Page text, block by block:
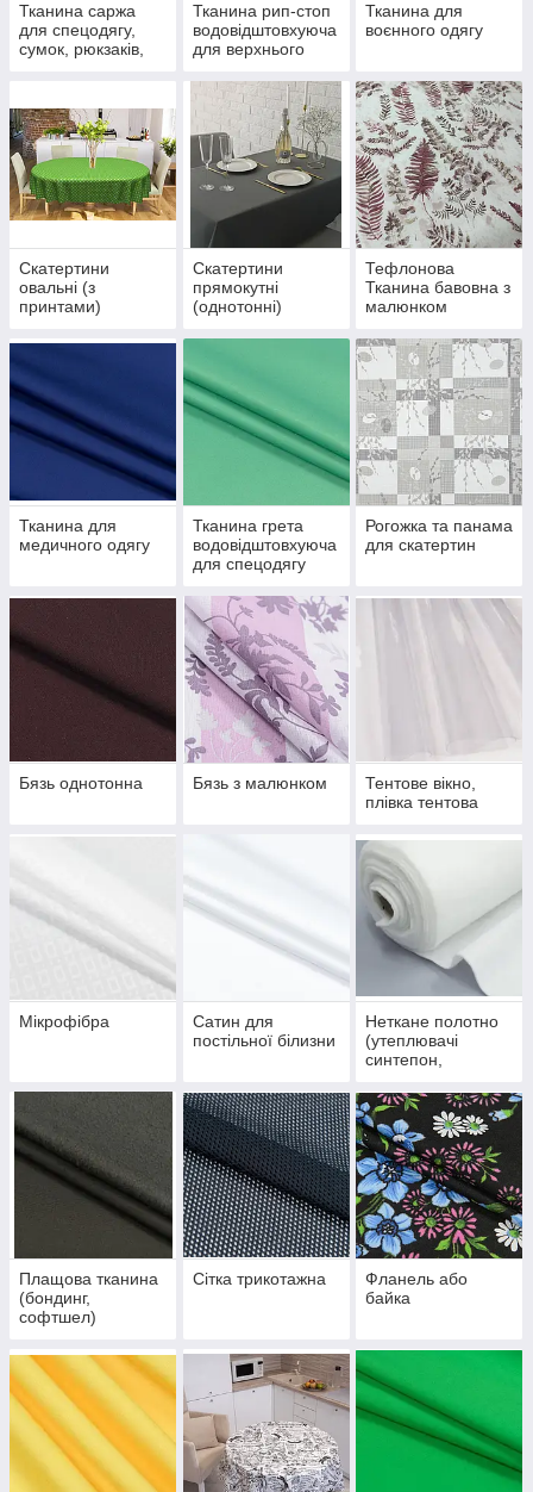
Тканина саржа
для спецодягу,
сумок, рюкзаків,
Тканина рип-стоп
водовідштовхуюча
для верхнього
сумок
Тканина для
воєнного одягу
Скатертини
овальні (з
принтами)
Скатертини
прямокутні
(однотонні)
Тефлонова
Тканина бавовна з
малюнком
Тканина для
медичного одягу
Тканина грета
водовідштовхуюча
для спецодягу
сумок рюкзаків
вуличних штор
чохлів
Рогожка та панама
для скатертин
Бязь однотонна Бязь з малюнком
Тентове вікно,
плівка тентова
Мікрофібра
Сатин для
постільної білизни
Неткане полотно
(утеплювачі
синтепон,
Плащова тканина
(бондинг,
софтшел)
Сітка трикотажна
Фланель або
байка